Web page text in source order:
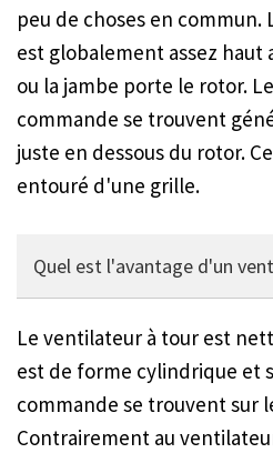
peu de choses en
est globalement assez haut
ou la jambe porte le rotor.
commande se trouvent
juste en dessous du rotor.
entouré d'une grille.
Quel est l'avantage d'un
compacts.
Le ventilateur à tour est
est de forme cylindrique et
commande se trouvent sur
Contrairement au